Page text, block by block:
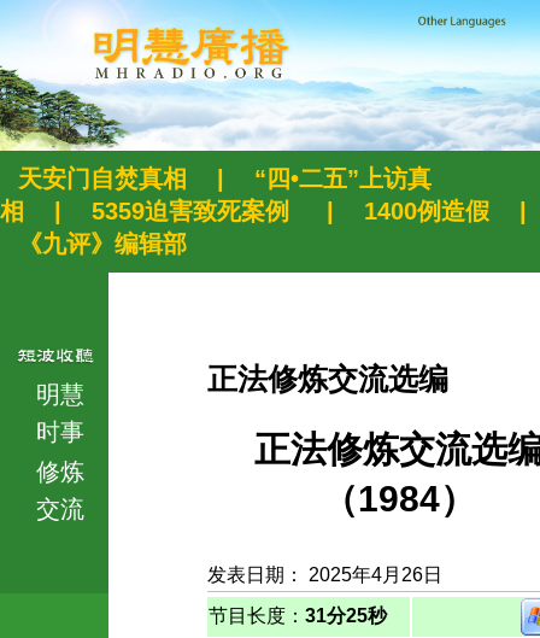
天安门自焚真相
“四•二五”上访真
相
5359迫害致死案例 1400例造假
《九评》编辑部
明慧
时事
修炼
交流
正法修炼交流选编
正法修炼交流选
（1984）
发表日期： 2025年4月26日
节目长度： 31分25秒